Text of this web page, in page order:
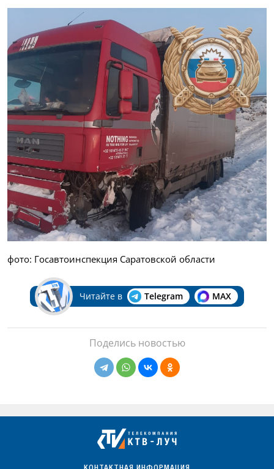
фото: Госавтоинспекция Саратовской области
Читайте в Telegram MAX
Поделись новостью